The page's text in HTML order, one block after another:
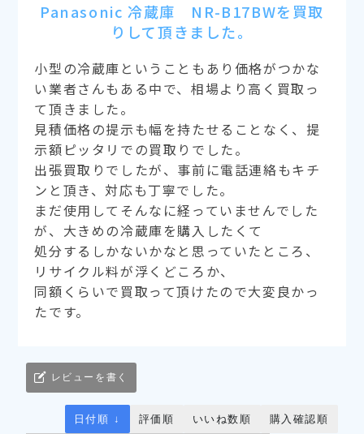
Panasonic 冷蔵庫 NR-B17BWを買取
りして頂きました。
小型の冷蔵庫ということもあり価格がつかな
い業者さんもある中で、相場より高く買取っ
て頂きました。
見積価格の提示も幅を持たせることなく、提
示額ピッタリでの買取りでした。
出張買取りでしたが、事前に電話連絡もキチ
ンと頂き、対応も丁寧でした。
まだ使用してそんなに経っていませんでした
が、大きめの冷蔵庫を購入したくて
処分するしかないかなと思っていたところ、
リサイクル料が浮くどころか、
同額くらいで買取って頂けたので大変良かっ
たです。
レビューを書く
日付順 ↓ 評価順 いいね数順 購入確認順